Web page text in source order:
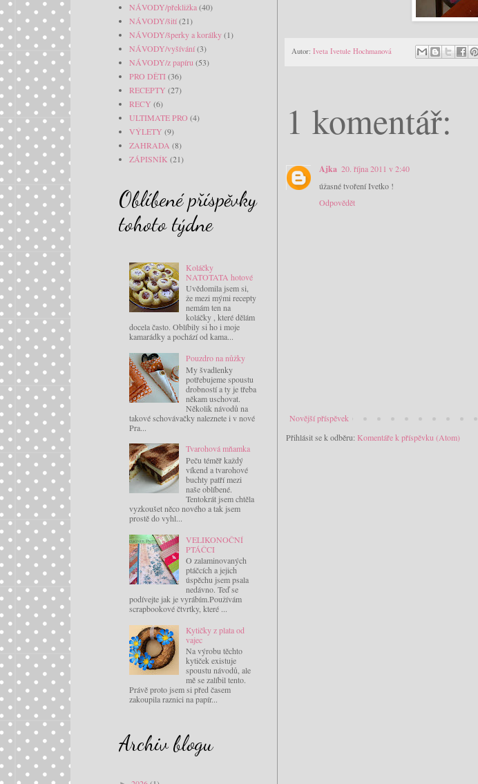
Autor: Iveta Ivetule Hochmanová
1 komentář:
Ajka 20. října 2011 v 2:40
úžasné tvoření Ivetko !
Odpovědět
Novější příspěvek
Přihlásit se k odběru: Komentáře k příspěvku (Atom)
NÁVODY/překližka(40)
NÁVODY/šití(21)
NÁVODY/šperky a korálky(1)
NÁVODY/vyšívání(3)
NÁVODY/z papíru (53)
PRO DĚTI(36)
RECEPTY (27)
RECY (6)
ULTIMATE PRO (4)
VÝLETY (9)
ZAHRADA (8)
ZÁPISNÍK (21)
Oblíbené příspěvky
tohoto týdne
Koláčky
NATOTATA hotové
Uvědomila jsem si,
že mezi mými recepty
nemám ten na
koláčky , které dělám
docela často. Oblíbily si ho i moje
kamarádky a pochází od kama...
Pouzdro na nůžky
My švadlenky
potřebujeme spoustu
drobností a ty je třeba
někam uschovat.
Několik návodů na
takové schovávačky naleznete i v nové
Pra...
Tvarohová mňamka
Peču téměř každý
víkend a tvarohové
buchty patří mezi
naše oblíbené.
Tentokrát jsem chtěla
vyzkoušet něco nového a tak jsem
prostě do vyhl...
VELIKONOČNÍ
PTÁČCI
O zalaminovaných
ptáčcích a jejich
úspěchu jsem psala
nedávno. Teď se
podívejte jak je vyrábím.Používám
scrapbookové čtvrtky, které ...
Kytičky z plata od
vajec
Na výrobu těchto
kytiček existuje
spoustu návodů, ale
mě se zalíbil tento.
Právě proto jsem si před časem
zakoupila raznici na papír...
Archiv blogu